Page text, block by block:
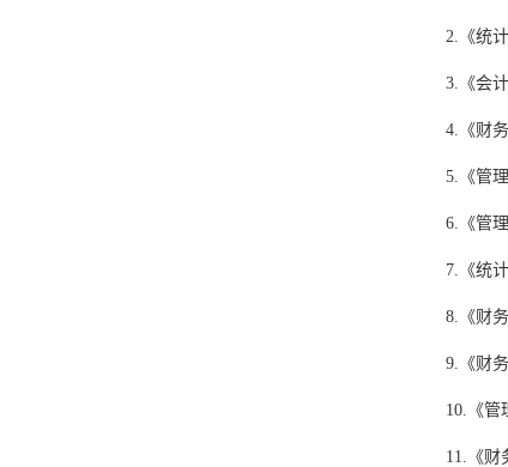
2. 《统
3. 《会
4. 《财
5. 《管
6. 《管
7. 《统
8. 《财
9. 《财
10. 《
11. 《